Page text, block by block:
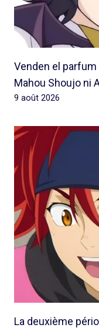
Venden el
Mahou Shoujo ni
9 août 2026
La deuxième